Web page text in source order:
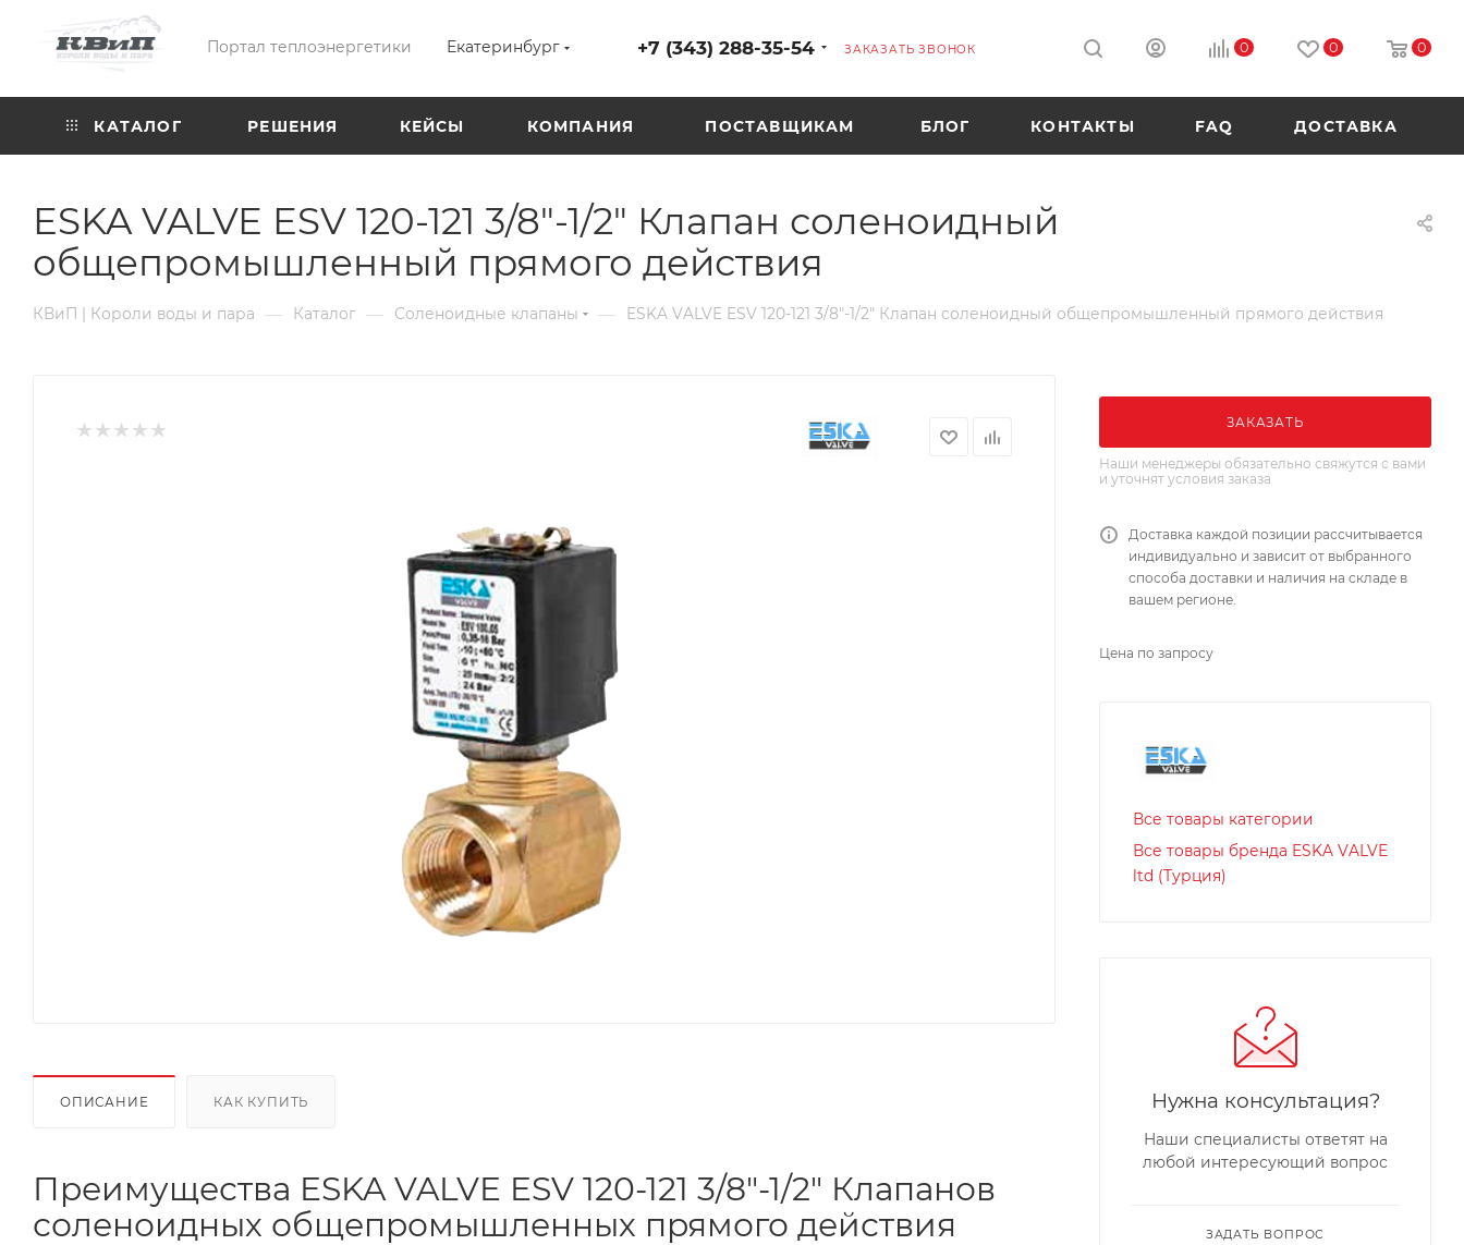
Портал теплоэнергетики Екатеринбург +7 (343) 288-35-54 ЗАКАЗАТЬ ЗВОНОК 0 0 0
КАТАЛОГ РЕШЕНИЯ КЕЙСЫ КОМПАНИЯ ПОСТАВЩИКАМ БЛОГ КОНТАКТЫ FAQ ДОСТАВКА
ESKA VALVE ESV 120-121 3/8"-1/2" Клапан соленоидный
общепромышленный прямого действия
КВиП | Короли воды и пара — Каталог — Соленоидные клапаны — ESKA VALVE ESV 120-121 3/8"-1/2" Клапан соленоидный общепромышленный прямого действия
ОПИСАНИЕ КАК КУПИТЬ
Преимущества ESKA VALVE ESV 120-121 3/8"-1/2" Клапанов
соленоидных общепромышленных прямого действия
ЗАКАЗАТЬ
Наши менеджеры обязательно свяжутся с вами
и уточнят условия заказа
Доставка каждой позиции рассчитывается
индивидуально и зависит от выбранного
способа доставки и наличия на складе в
вашем регионе.
Цена по запросу
Все товары категории
Все товары бренда ESKA VALVE
ltd (Турция)
Нужна консультация?
Наши специалисты ответят на
любой интересующий вопрос
ЗАДАТЬ ВОПРОС